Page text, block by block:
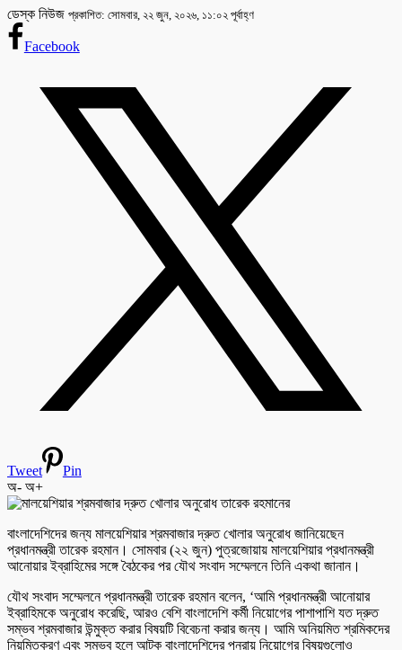
ডেস্ক নিউজ প্রকাশিত: সোমবার, ২২ জুন, ২০২৬, ১১:০২ পূর্বাহ্ণ
Facebook
Tweet
Pin
অ- অ+
বাংলাদেশিদের জন্য মালয়েশিয়ার শ্রমবাজার দ্রুত খোলার অনুরোধ জানিয়েছেন
প্রধানমন্ত্রী তারেক রহমান। সোমবার (২২ জুন) পুত্রজোয়ায় মালয়েশিয়ার প্রধানমন্ত্রী
আনোয়ার ইব্রাহিমের সঙ্গে বৈঠকের পর যৌথ সংবাদ সম্মেলনে তিনি একথা জানান।
যৌথ সংবাদ সম্মেলনে প্রধানমন্ত্রী তারেক রহমান বলেন, ‘আমি প্রধানমন্ত্রী আনোয়ার
ইব্রাহিমকে অনুরোধ করেছি, আরও বেশি বাংলাদেশি কর্মী নিয়োগের পাশাপাশি যত দ্রুত
সম্ভব শ্রমবাজার উন্মুক্ত করার বিষয়টি বিবেচনা করার জন্য। আমি অনিয়মিত শ্রমিকদের
নিয়মিতকরণ এবং সম্ভব হলে আটক বাংলাদেশিদের পুনরায় নিয়োগের বিষয়গুলোও